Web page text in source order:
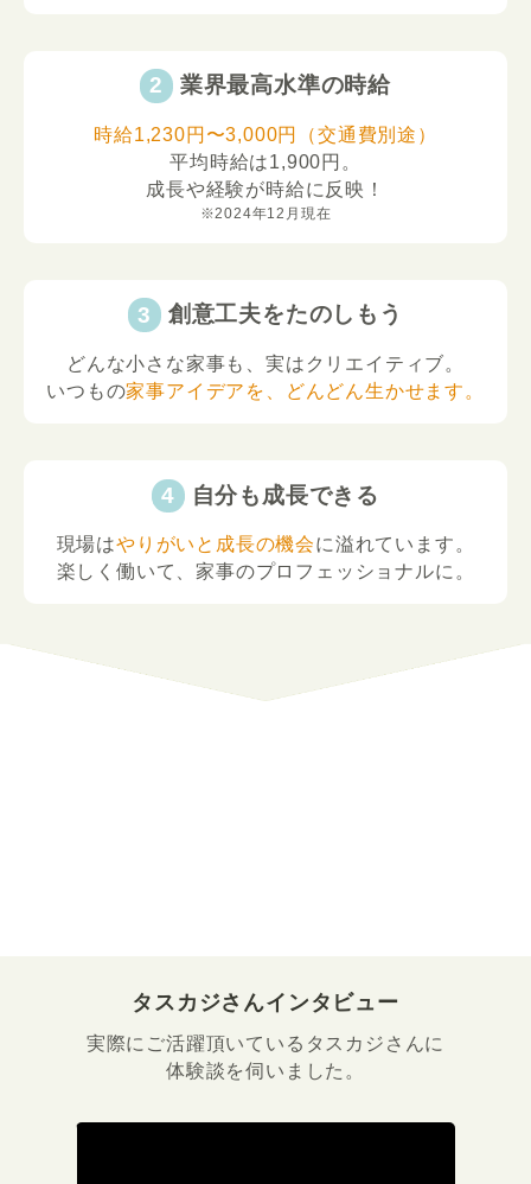
業界最高水準の時給
時給1,230円〜3,000円（交通費別途）
平均時給は1,900円。
成長や経験が時給に反映！
※2024年12月現在
創意工夫をたのしもう
どんな小さな家事も、実はクリエイティブ。
いつもの家事アイデアを、どんどん生かせます。
自分も成長できる
現場はやりがいと成長の機会に溢れています。
楽しく働いて、家事のプロフェッショナルに。
タスカジさんインタビュー
実際にご活躍頂いているタスカジさんに
体験談を伺いました。